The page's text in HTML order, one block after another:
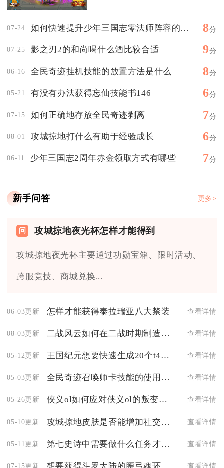
07-24 如何快速提升少年三国志零法师阵容的等级 8分
07-25 影之刃2的和尚喝什么酒比较合适 9分
06-16 全民奇迹挂机技能的放置方法是什么 8分
05-21 有没有办法获得忘仙技能书146 6分
07-15 如何正确地存放全民奇迹剥离 7分
08-01 攻城掠地打什么有助于经验成长 6分
06-11 少年三国志2周年赤金领取方式有哪些 7分
新手问答 更多>
攻城掠地夜光杯怎样才能得到
攻城掠地夜光杯主要通过功勋宝箱、限时活动、
跨服竞技、商城兑换...
06-03更新 怎样才能获得泰拉瑞亚八大禁装 查看详情
08-03更新 二战风云如何在二战时期制造出高性能的虎式坦克 查看详情
05-12更新 王国纪元想要快速生成20个t4单位有什么窍门 查看详情
05-03更新 全民奇迹召唤师卡技能的使用方法有什么要求 查看详情
05-26更新 侠义ol如何应对侠义ol的叛变行为 查看详情
05-10更新 攻城掠地皮肤是否能增加社交互动 查看详情
05-11更新 第七史诗中需要做什么任务才能赢得勇猛徽章 查看详情
07-15更新 查看详情